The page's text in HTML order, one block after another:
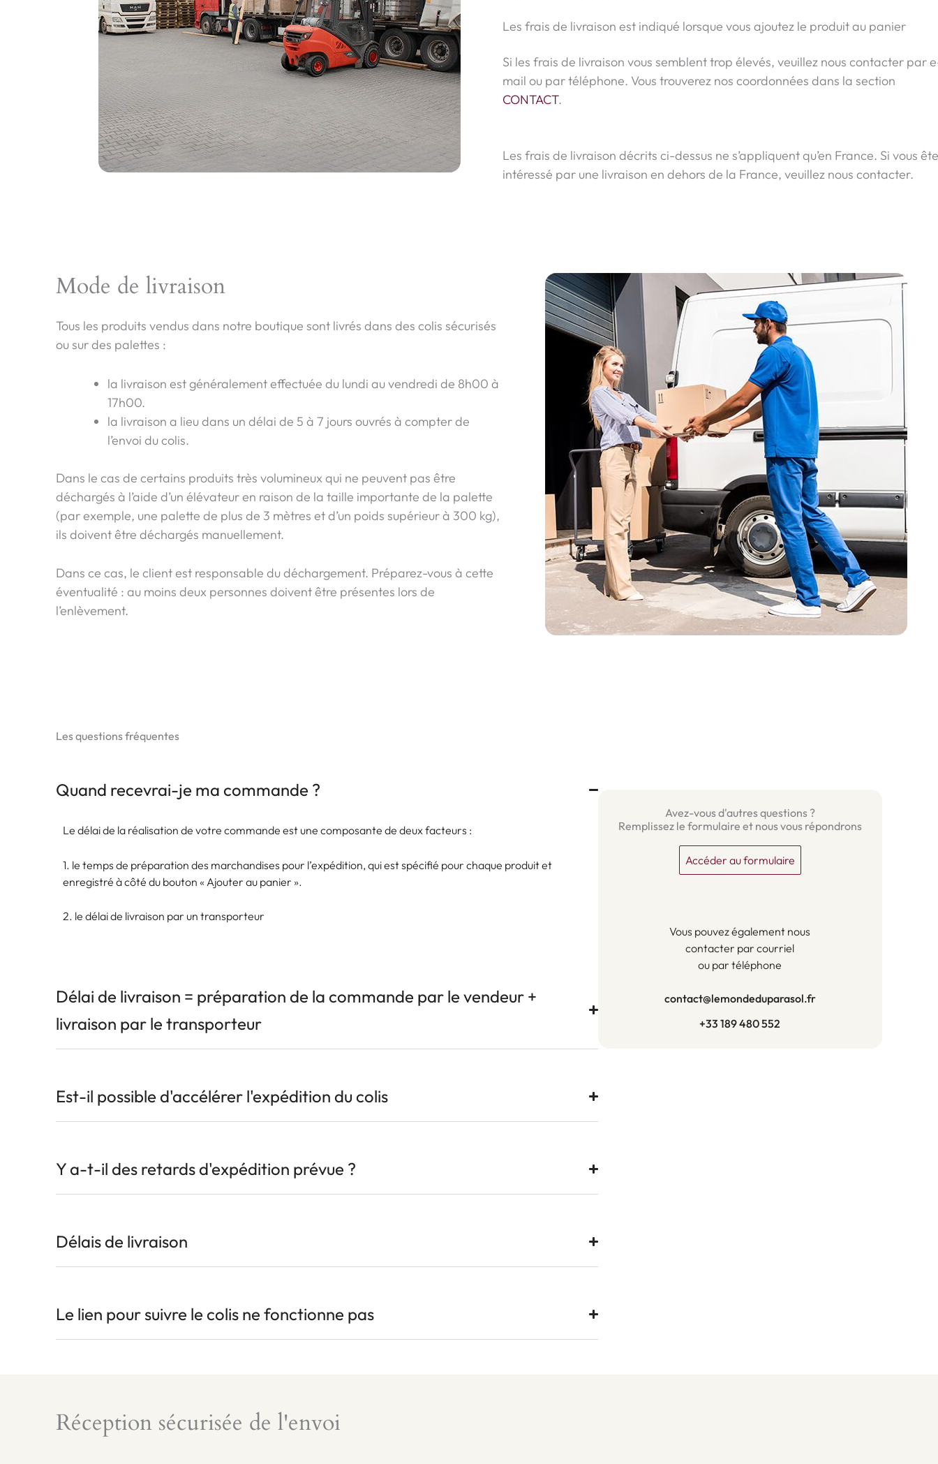
Les frais de livraison est indiqué lorsque vous ajoutez le produit au panier
Si les frais de livraison vous semblent trop élevés, veuillez nous contacter par
mail ou par téléphone. Vous trouverez nos coordonnées dans la section
CONTACT.
Les frais de livraison décrits ci-dessus ne s’appliquent qu’en France. Si vous
intéressé par une livraison en dehors de la France, veuillez nous contacter.
Mode de livraison
Tous les produits vendus dans notre boutique sont livrés dans des colis sécurisés
ou sur des palettes :
la livraison est généralement effectuée du lundi au vendredi de 8h00 à
17h00.
la livraison a lieu dans un délai de 5 à 7 jours ouvrés à compter de
l’envoi du colis.
Dans le cas de certains produits très volumineux qui ne peuvent pas être
déchargés à l’aide d’un élévateur en raison de la taille importante de la palette
(par exemple, une palette de plus de 3 mètres et d’un poids supérieur à 300 kg),
ils doivent être déchargés manuellement.
Dans ce cas, le client est responsable du déchargement. Préparez-vous à cette
éventualité : au moins deux personnes doivent être présentes lors de
l’enlèvement.
Les questions fréquentes
Quand recevrai-je ma commande ?
Le délai de la réalisation de votre commande est une composante de deux facteurs :
1. le temps de préparation des marchandises pour l’expédition, qui est spécifié pour chaque produit et
enregistré à côté du bouton « Ajouter au panier ».
2. le délai de livraison par un transporteur
Délai de livraison = préparation de la commande par le vendeur +
livraison par le transporteur
Est-il possible d'accélérer l'expédition du colis
Y a-t-il des retards d'expédition prévue ?
Délais de livraison
Le lien pour suivre le colis ne fonctionne pas
Avez-vous d'autres questions ?
Remplissez le formulaire et nous vous répondrons
Accéder au formulaire
Vous pouvez également nous
contacter par courriel
ou par téléphone
contact@lemondeduparasol.fr
+33 189 480 552
Réception sécurisée de l'envoi